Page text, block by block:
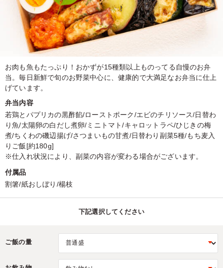
お肉も魚もたっぷり！おかずが15種類以上ものってる自慢のお弁
当。毎日新鮮で旬のお野菜中心に、健康的で大満足なお弁当に仕上
げています。
弁当内容
若鶏とパプリカの黒酢餡/ローストポーク/エビのチリソース/日替わ
り魚/太陽卵の白だし煮卵/ミニトマト/キャロットラペ/ひじきの梅
煮/ちくわの磯辺揚げ/さつまいもの甘煮/日替わり副菜5種/もち麦入
りご飯[約180g]
※仕入れ状況により、副菜の内容が変わる場合がございます。
付属品
割箸/紙おしぼり/楊枝
下記選択してください
ご飯の量